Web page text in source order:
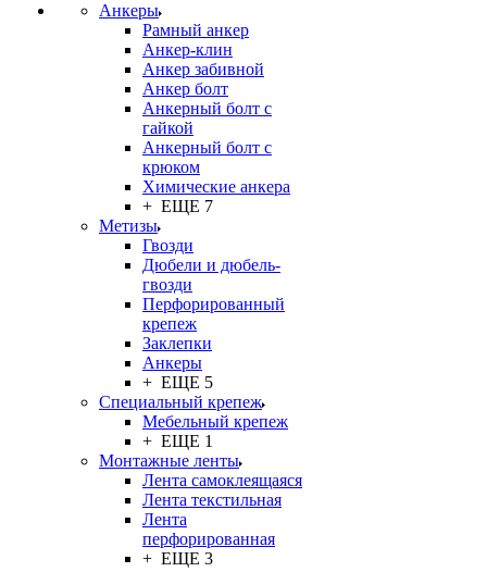
Анкеры
Рамный анкер
Анкер-клин
Анкер забивной
Анкер болт
Анкерный болт с
гайкой
Анкерный болт с
крюком
Химические анкера
+ ЕЩЕ 7
Метизы
Гвозди
Дюбели и дюбель-
гвозди
Перфорированный
крепеж
Заклепки
Анкеры
+ ЕЩЕ 5
Специальный крепеж
Мебельный крепеж
+ ЕЩЕ 1
Монтажные ленты
Лента самоклеящаяся
Лента текстильная
Лента
перфорированная
+ ЕЩЕ 3